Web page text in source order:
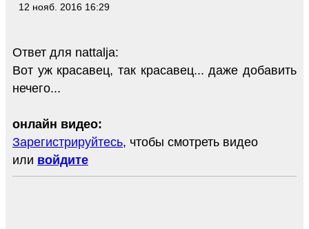
12 нояб. 2016 16:29
Ответ для nattalja:
Вот уж красавец, так красавец... даже добавить
нечего...
онлайн видео:
Зарегистрируйтесь, чтобы смотреть видео
или войдите